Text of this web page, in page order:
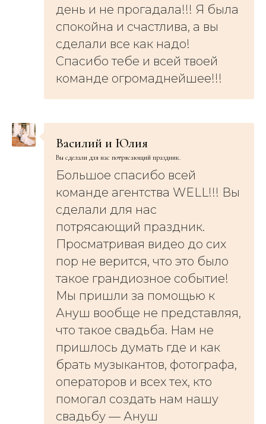
день и не прогадала!!! Я была
спокойна и счастлива, а вы
сделали все как надо!
Спасибо тебе и всей твоей
команде огромаднейшее!!!
Василий и Юлия
Вы сделали для нас потрясающий праздник.
Большое спасибо всей
команде агентства WELL!!! Вы
сделали для нас
потрясающий праздник.
Просматривая видео до сих
пор не верится, что это было
такое грандиозное событие!
Мы пришли за помощью к
Ануш вообще не представляя,
что такое свадьба. Нам не
пришлось думать где и как
брать музыкантов, фотографа,
операторов и всех тех, кто
помогал создать нам нашу
свадьбу — Ануш